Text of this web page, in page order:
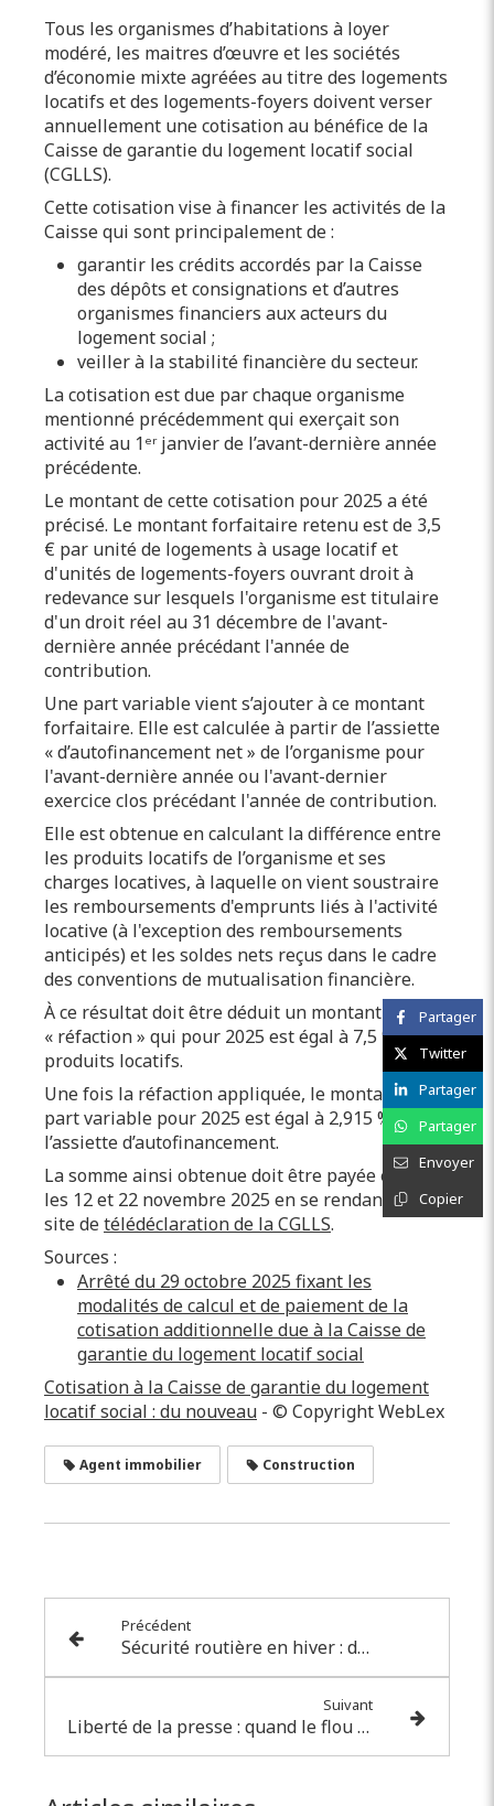
Tous les organismes d’habitations à loyer
modéré, les maitres d’œuvre et les sociétés
d’économie mixte agréées au titre des logements
locatifs et des logements-foyers doivent verser
annuellement une cotisation au bénéfice de la
Caisse de garantie du logement locatif social
(CGLLS).
Cette cotisation vise à financer les activités de la
Caisse qui sont principalement de :
garantir les crédits accordés par la Caisse
des dépôts et consignations et d’autres
organismes financiers aux acteurs du
logement social ;
veiller à la stabilité financière du secteur.
La cotisation est due par chaque organisme
mentionné précédemment qui exerçait son
activité au 1ᵉʳ janvier de l’avant-dernière année
précédente.
Le montant de cette cotisation pour 2025 a été
précisé. Le montant forfaitaire retenu est de 3,5
€ par unité de logements à usage locatif et
d'unités de logements-foyers ouvrant droit à
redevance sur lesquels l'organisme est titulaire
d'un droit réel au 31 décembre de l'avant-
dernière année précédant l'année de
contribution.
Une part variable vient s’ajouter à ce montant
forfaitaire. Elle est calculée à partir de l’assiette
« d’autofinancement net » de l’organisme pour
l'avant-dernière année ou l'avant-dernier
exercice clos précédant l'année de contribution.
Elle est obtenue en calculant la différence entre
les produits locatifs de l’organisme et ses
charges locatives, à laquelle on vient soustraire
les remboursements d'emprunts liés à l'activité
locative (à l'exception des remboursements
anticipés) et les soldes nets reçus dans le cadre
des conventions de mutualisation financière.
À ce résultat doit être déduit un montant appelé
« réfaction » qui pour 2025 est égal à 7,5 % des
produits locatifs.
Une fois la réfaction appliquée, le montant de la
part variable pour 2025 est égal à 2,915 % de
l’assiette d’autofinancement.
La somme ainsi obtenue doit être payée entre
les 12 et 22 novembre 2025 en se rendant sur le
site detélédéclaration de la CGLLS.
Sources :
Arrêté du 29 octobre 2025 fixant les
modalités de calcul et de paiement de la
cotisation additionnelle due à la Caisse de
garantie du logement locatif social
Cotisation à la Caisse de garantie du logement
locatif social : du nouveau - © Copyright WebLex
Agent immobilier Construction
Précédent
Sécurité routière en hiver : du nouveau
Suivant
Liberté de la presse : quand le flou ne l’est pas assez
Partager
Twitter
Partager
Partager
Envoyer
Copier